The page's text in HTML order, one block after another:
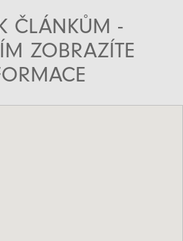
ČLÁNKŮM -
ZOBRAZÍTE